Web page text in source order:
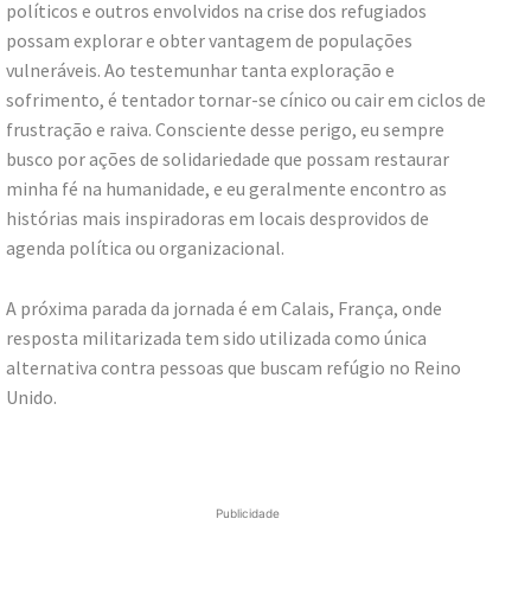
políticos e outros envolvidos na crise dos refugiados
possam explorar e obter vantagem de populações
vulneráveis. Ao testemunhar tanta exploração e
sofrimento, é tentador tornar-se cínico ou cair em ciclos de
frustração e raiva. Consciente desse perigo, eu sempre
busco por ações de solidariedade que possam restaurar
minha fé na humanidade, e eu geralmente encontro as
histórias mais inspiradoras em locais desprovidos de
agenda política ou organizacional.
A próxima parada da jornada é em Calais, França, onde
resposta militarizada tem sido utilizada como única
alternativa contra pessoas que buscam refúgio no Reino
Unido.
Publicidade